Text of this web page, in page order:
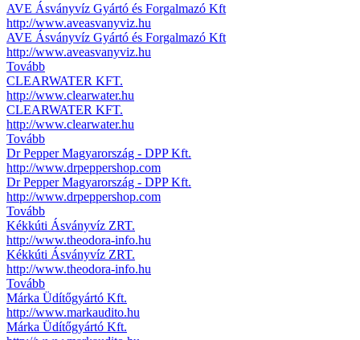
AVE Ásványvíz Gyártó és Forgalmazó Kft
http://www.aveasvanyviz.hu
AVE Ásványvíz Gyártó és Forgalmazó Kft
http://www.aveasvanyviz.hu
Tovább
CLEARWATER KFT.
http://www.clearwater.hu
CLEARWATER KFT.
http://www.clearwater.hu
Tovább
Dr Pepper Magyarország - DPP Kft.
http://www.drpeppershop.com
Dr Pepper Magyarország - DPP Kft.
http://www.drpeppershop.com
Tovább
Kékkúti Ásványvíz ZRT.
http://www.theodora-info.hu
Kékkúti Ásványvíz ZRT.
http://www.theodora-info.hu
Tovább
Márka Üdítőgyártó Kft.
http://www.markaudito.hu
Márka Üdítőgyártó Kft.